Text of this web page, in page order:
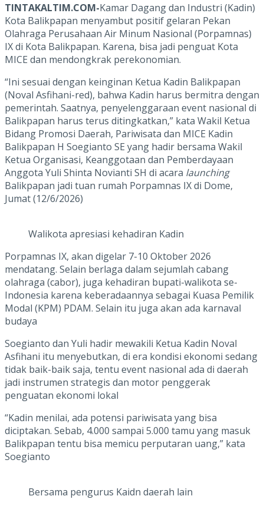
TINTAKALTIM.COM-Kamar Dagang dan Industri (Kadin)
Kota Balikpapan menyambut positif gelaran Pekan
Olahraga Perusahaan Air Minum Nasional (Porpamnas)
IX di Kota Balikpapan. Karena, bisa jadi penguat Kota
MICE dan mendongkrak perekonomian.
“Ini sesuai dengan keinginan Ketua Kadin Balikpapan
(Noval Asfihani-red), bahwa Kadin harus bermitra dengan
pemerintah. Saatnya, penyelenggaraan event nasional di
Balikpapan harus terus ditingkatkan,” kata Wakil Ketua
Bidang Promosi Daerah, Pariwisata dan MICE Kadin
Balikpapan H Soegianto SE yang hadir bersama Wakil
Ketua Organisasi, Keanggotaan dan Pemberdayaan
Anggota Yuli Shinta Novianti SH di acara launching
Balikpapan jadi tuan rumah Porpamnas IX di Dome,
Jumat (12/6/2026)
Walikota apresiasi kehadiran Kadin
Porpamnas IX, akan digelar 7-10 Oktober 2026
mendatang. Selain berlaga dalam sejumlah cabang
olahraga (cabor), juga kehadiran bupati-walikota se-
Indonesia karena keberadaannya sebagai Kuasa Pemilik
Modal (KPM) PDAM. Selain itu juga akan ada karnaval
budaya
Soegianto dan Yuli hadir mewakili Ketua Kadin Noval
Asfihani itu menyebutkan, di era kondisi ekonomi sedang
tidak baik-baik saja, tentu event nasional ada di daerah
jadi instrumen strategis dan motor penggerak
penguatan ekonomi lokal
“Kadin menilai, ada potensi pariwisata yang bisa
diciptakan. Sebab, 4.000 sampai 5.000 tamu yang masuk
Balikpapan tentu bisa memicu perputaran uang,” kata
Soegianto
Bersama pengurus Kaidn daerah lain